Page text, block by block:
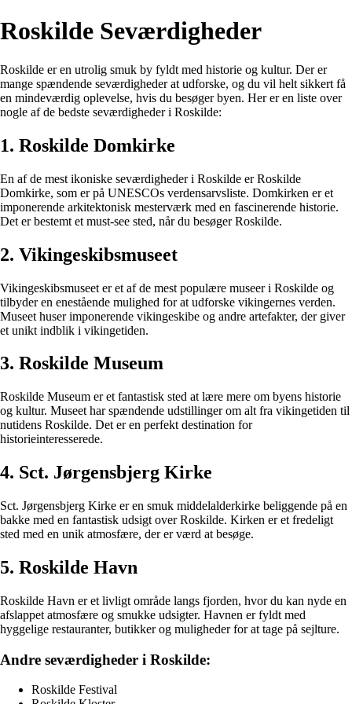
Roskilde Seværdigheder
Roskilde er en utrolig smuk by fyldt med historie og kultur. Der er
mange spændende seværdigheder at udforske, og du vil helt sikkert få
en mindeværdig oplevelse, hvis du besøger byen. Her er en liste over
nogle af de bedste seværdigheder i Roskilde:
1. Roskilde Domkirke
En af de mest ikoniske seværdigheder i Roskilde er Roskilde
Domkirke, som er på UNESCOs verdensarvsliste. Domkirken er et
imponerende arkitektonisk mesterværk med en fascinerende historie.
Det er bestemt et must-see sted, når du besøger Roskilde.
2. Vikingeskibsmuseet
Vikingeskibsmuseet er et af de mest populære museer i Roskilde og
tilbyder en enestående mulighed for at udforske vikingernes verden.
Museet huser imponerende vikingeskibe og andre artefakter, der giver
et unikt indblik i vikingetiden.
3. Roskilde Museum
Roskilde Museum er et fantastisk sted at lære mere om byens historie
og kultur. Museet har spændende udstillinger om alt fra vikingetiden til
nutidens Roskilde. Det er en perfekt destination for
historieinteresserede.
4. Sct. Jørgensbjerg Kirke
Sct. Jørgensbjerg Kirke er en smuk middelalderkirke beliggende på en
bakke med en fantastisk udsigt over Roskilde. Kirken er et fredeligt
sted med en unik atmosfære, der er værd at besøge.
5. Roskilde Havn
Roskilde Havn er et livligt område langs fjorden, hvor du kan nyde en
afslappet atmosfære og smukke udsigter. Havnen er fyldt med
hyggelige restauranter, butikker og muligheder for at tage på sejlture.
Andre seværdigheder i Roskilde:
Roskilde Festival